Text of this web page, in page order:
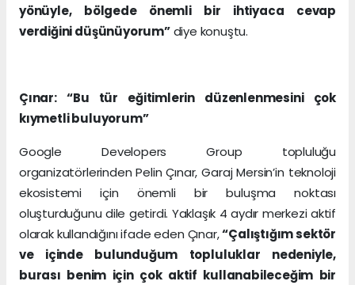
yönüyle, bölgede önemli bir ihtiyaca cevap
verdiğini düşünüyorum”diye konuştu.
Çınar: “Bu tür eğitimlerin düzenlenmesini çok
kıymetli buluyorum”
Google Developers Group topluluğu
organizatörlerinden Pelin Çınar, Garaj Mersin’in teknoloji
ekosistemi için önemli bir buluşma noktası
oluşturduğunu dile getirdi. Yaklaşık 4 aydır merkezi aktif
olarak kullandığını ifade eden Çınar,“Çalıştığım sektör
ve içinde bulunduğum topluluklar nedeniyle,
burası benim için çok aktif kullanabileceğim bir